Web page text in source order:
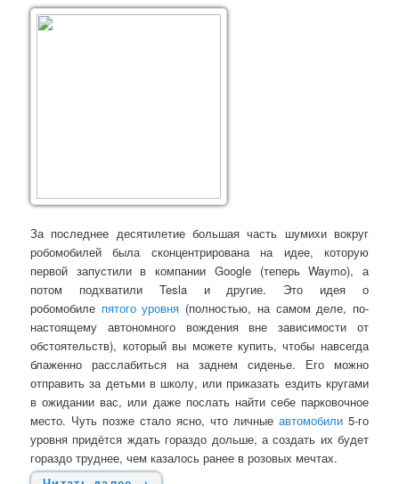
За последнее десятилетие большая часть шумихи вокруг
робомобилей была сконцентрирована на идее, которую
первой запустили в компании Google (теперь Waymo), а
потом подхватили Tesla и другие. Это идея о
робомобиле пятого уровня (полностью, на самом деле, по-
настоящему автономного вождения вне зависимости от
обстоятельств), который вы можете купить, чтобы навсегда
блаженно расслабиться на заднем сиденье. Его можно
отправить за детьми в школу, или приказать ездить кругами
в ожидании вас, или даже послать найти себе парковочное
место. Чуть позже стало ясно, что личные автомобили5-го
уровня придётся ждать гораздо дольше, а создать их будет
гораздо труднее, чем казалось ранее в розовых мечтах.